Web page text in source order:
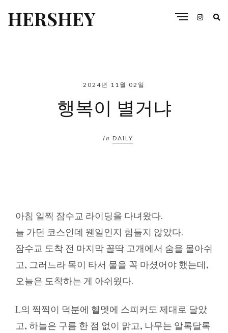
HERSHEY
2024년 11월 02일
행복이 별거냐
In DAILY
아침 일찍 잠수교 라이딩을 다녀왔다.
늘 가던 코스인데 웬일인지 힘들지 않았다.
잠수교 도착 전 마지막 꼴딱 고개에서 숨을 몰아쉬
고, 그러느라 목이 타서 물을 꼭 마셨어야 했는데,
오늘은 도착하는 게 아쉬웠다.
L의 찍찍이 덕분에 헬멧에 스피커도 제대로 달았
고, 하늘은 구름 한 점 없이 맑고, 나무는 알록달록